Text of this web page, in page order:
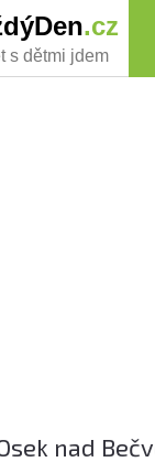
.cz
s dětmi jdem
nad